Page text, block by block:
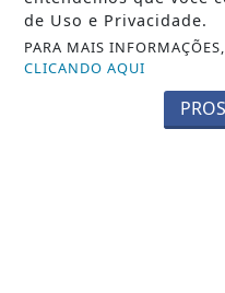
SOBRE
TERMOS DE USO E
de Uso e Privacidade.
PARA MAIS
CLICANDO AQUI